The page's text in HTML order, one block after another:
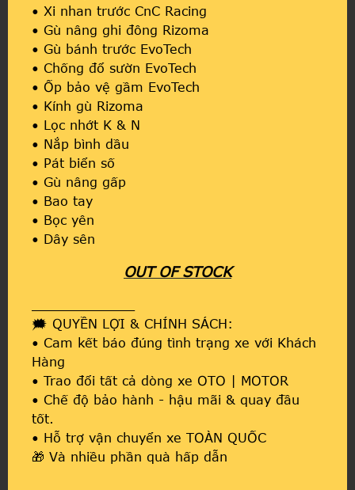
• Xi nhan trước CnC Racing
• Gù nâng ghi đông Rizoma
• Gù bánh trước EvoTech
• Chống đổ sườn EvoTech
• Ốp bảo vệ gầm EvoTech
• Kính gù Rizoma
• Lọc nhớt K & N
• Nắp bình dầu
• Pát biển số
• Gù nâng gấp
• Bao tay
• Bọc yên
• Dây sên
OUT OF STOCK
🗯️ QUYỀN LỢI & CHÍNH SÁCH:
• Cam kết báo đúng tình trạng xe với Khách
Hàng
• Trao đổi tất cả dòng xe OTO | MOTOR
• Chế độ bảo hành - hậu mãi & quay đầu
tốt.
• Hỗ trợ vận chuyển xe TOÀN QUỐC
🎁 Và nhiều phần quà hấp dẫn